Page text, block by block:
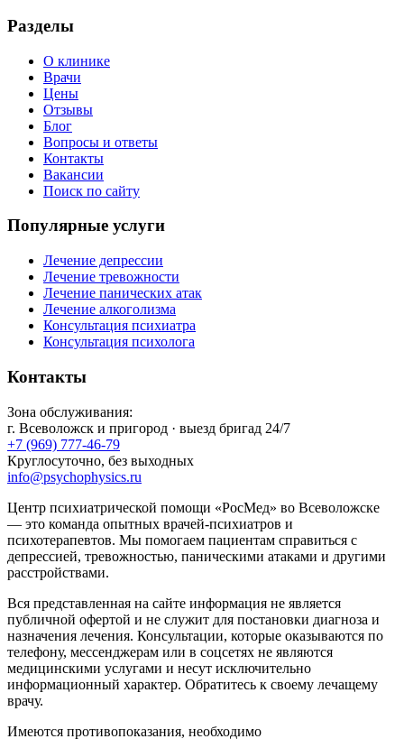
Разделы
О клинике
Врачи
Цены
Отзывы
Блог
Вопросы и ответы
Контакты
Вакансии
Поиск по сайту
Популярные услуги
Лечение депрессии
Лечение тревожности
Лечение панических атак
Лечение алкоголизма
Консультация психиатра
Консультация психолога
Контакты
Зона обслуживания:
г. Всеволожск и пригород · выезд бригад 24/7
+7 (969) 777-46-79
Круглосуточно, без выходных
info@psychophysics.ru
Центр психиатрической помощи «РосМед» во Всеволожске
— это команда опытных врачей-психиатров и
психотерапевтов. Мы помогаем пациентам справиться с
депрессией, тревожностью, паническими атаками и другими
расстройствами.
Вся представленная на сайте информация не является
публичной офертой и не служит для постановки диагноза и
назначения лечения. Консультации, которые оказываются по
телефону, мессенджерам или в соцсетях не являются
медицинскими услугами и несут исключительно
информационный характер. Обратитесь к своему лечащему
врачу.
Имеются противопоказания, необходимо